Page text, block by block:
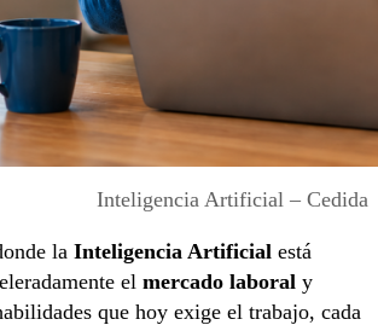
Inteligencia Artificial – Cedida
la Inteligencia Artificial está
el mercado laboral y
que hoy exige el trabajo, cada